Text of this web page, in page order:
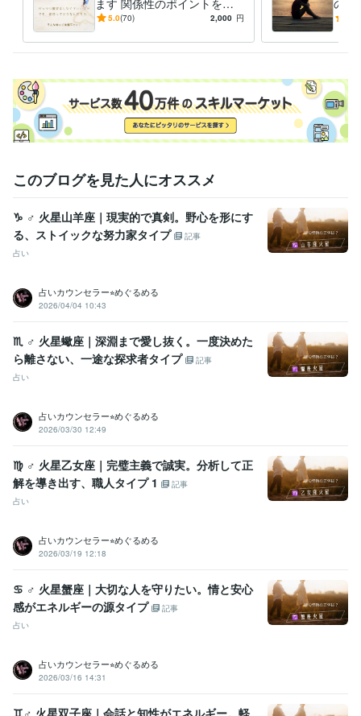
ます 関係性のポイントをコ
ンパクトに ！！
5.0(70) 2,000 円
のお
の関
このブログを見た人にオススメ
♑️ ♂ 火星山羊座｜現実的で真剣。野心を形にす
る、ストイックな努力家タイプ
記事
占い
占いカウンセラー⭐︎めぐるめる
2026/04/04 10:43
♏️ ♂ 火星蠍座｜深淵まで愛し抜く。一度決めた
ら離さない、一途な探求者タイプ
記事
占い
占いカウンセラー⭐︎めぐるめる
2026/03/30 12:49
♍️ ♂ 火星乙女座｜完璧主義で誠実。分析して正
解を導き出す、職人タイプ 1
記事
占い
占いカウンセラー⭐︎めぐるめる
2026/03/19 12:18
♋️ ♂ 火星蟹座｜大切な人を守りたい。情と安心
感がエネルギーの源タイプ
記事
占い
占いカウンセラー⭐︎めぐるめる
2026/03/16 14:31
♊️♂ 火星双子座｜会話と知性がエネルギー。軽